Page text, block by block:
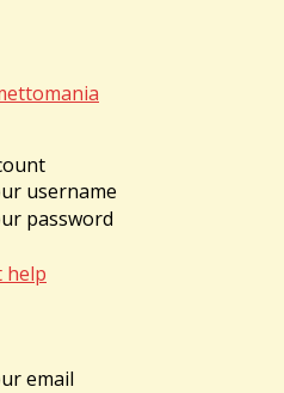
username
password
help
email